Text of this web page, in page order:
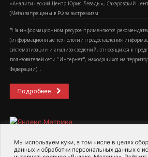
Мы используем куки, в том числе в целях
данных и обработки персональных данных с
«Аналитический Центр Юрия Левады», Сахаровский
(Metа) запрещены в РФ за экстремизм.
"На информационном ресурсе применяются
(информационные технологии предоставления
систематизации и анализа сведений, относящихся к
пользователей сети "Интернет", находящихся на
Федерации)".
Подробнее